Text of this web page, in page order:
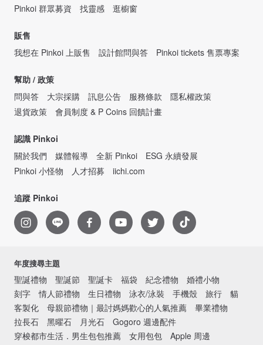
Pinkoi 群眾募資
找靈感 逛櫥窗
販售
我想在 Pinkoi 上販售
設計館問與答 Pinkoi tickets 售票專案
幫助 / 政策
問與答
大宗採購 訊息公告 服務條款
隱私權政策
退貨政策
會員制度 & P Coins 回饋計畫
認識 Pinkoi
關於我們
媒體報導 全新 Pinkoi
ESG 永續發展
Pinkoi 小怪物
人才招募 iichi.com
追蹤 Pinkoi
年度搜尋主題
聖誕禮物 聖誕節 聖誕卡 福袋 紀念禮物
婚禮小物
刻字
情人節禮物 生日禮物 泳衣/泳裝 手機殼 旅行
貓
客製化
母親節禮物｜最討媽媽歡心的人氣推薦
畢業禮物
拉長石
黑曜石 月光石
Gogoro 週邊配件
穿梭都市生活．男生包包推薦
女用包包
Apple 周邊